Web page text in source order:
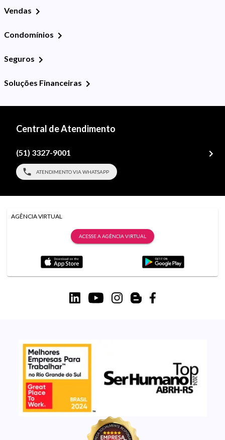
Vendas
Condomínios
Seguros
Soluções Financeiras
Central de Atendimento
(51) 3327-9001
ATENDIMENTO VIA WHATSAPP
AGÊNCIA VIRTUAL
ACESSE A AGÊNCIA VIRTUAL